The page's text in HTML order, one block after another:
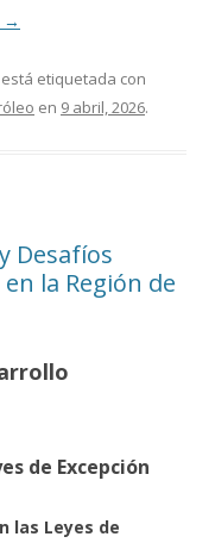
→
etiquetada con
en 9 abril, 2026.
Desafíos
la Región de
de Excepción
las Leyes de